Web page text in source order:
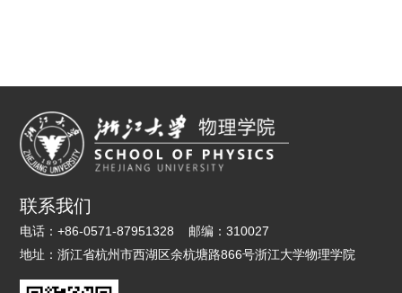
联系我们
电话：+86-0571-87951328 邮编：310027
地址：浙江省杭州市西湖区余杭塘路866号浙江大学物理学院